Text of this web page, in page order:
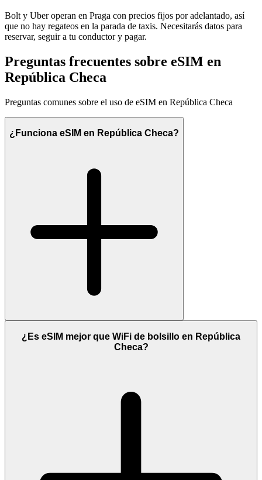
Bolt y Uber operan en Praga con precios fijos por adelantado, así
que no hay regateos en la parada de taxis. Necesitarás datos para
reservar, seguir a tu conductor y pagar.
Preguntas frecuentes sobre eSIM en
República Checa
Preguntas comunes sobre el uso de eSIM en República Checa
¿Funciona eSIM en República Checa?
¿Es eSIM mejor que WiFi de bolsillo en República
Checa?